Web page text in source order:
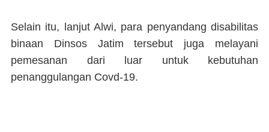
Selain itu, lanjut Alwi, para penyandang disabilitas
binaan Dinsos Jatim tersebut juga melayani
pemesanan dari luar untuk kebutuhan
penanggulangan Covd-19.